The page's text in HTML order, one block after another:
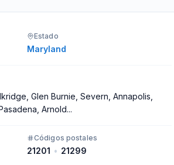
Estado
Maryland
Glen Burnie, Severn, Annapolis,
Arnold...
Códigos postales
21201 • 21299